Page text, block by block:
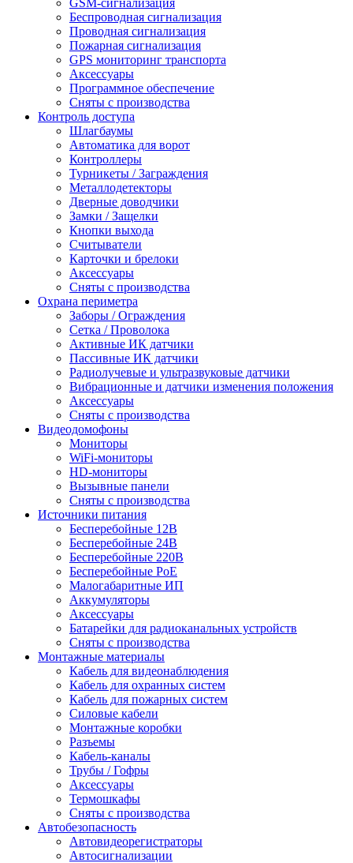
Беспроводная сигнализация
Проводная сигнализация
Пожарная сигнализация
GPS мониторинг транспорта
Аксессуары
Программное обеспечение
Сняты с производства
Контроль доступа
Шлагбаумы
Автоматика для ворот
Контроллеры
Турникеты / Заграждения
Металлодетекторы
Дверные доводчики
Замки / Защелки
Кнопки выхода
Считыватели
Карточки и брелоки
Аксессуары
Сняты с производства
Охрана периметра
Заборы / Ограждения
Сетка / Проволока
Активные ИК датчики
Пассивные ИК датчики
Радиолучевые и ультразвуковые датчики
Вибрационные и датчики изменения положения
Аксессуары
Сняты с производства
Видеодомофоны
Мониторы
WiFi-мониторы
HD-мониторы
Вызывные панели
Сняты с производства
Источники питания
Бесперебойные 12В
Бесперебойные 24В
Бесперебойные 220В
Бесперебойные PoE
Малогабаритные ИП
Аккумуляторы
Аксессуары
Батарейки для радиоканальных устройств
Сняты с производства
Монтажные материалы
Кабель для видеонаблюдения
Кабель для охранных систем
Кабель для пожарных систем
Силовые кабели
Монтажные коробки
Разъемы
Кабель-каналы
Трубы / Гофры
Аксессуары
Термошкафы
Сняты с производства
Автобезопасность
Автовидеорегистраторы
Автосигнализации